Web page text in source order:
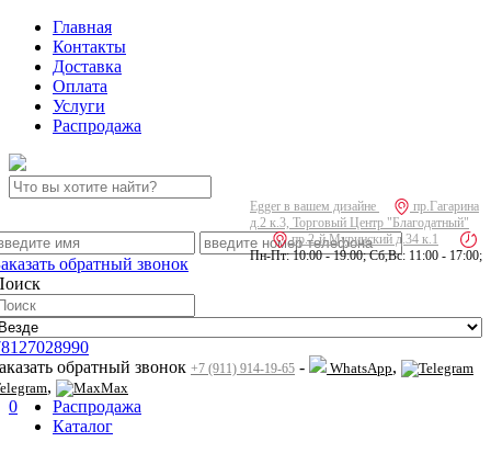
Главная
Контакты
Доставка
Оплата
Услуги
Распродажа
Egger в вашем дизайне
пр.Гагарина
д.2 к.3, Торговый Центр "Благодатный"
пр.2-й Муринский д.34 к.1
Пн-Пт: 10:00 - 19:00; Сб,Вс: 11:00 - 17:00;
обратный звонок
обратный звонок +7 (911) 914-19-65 - WhatsApp,
, Max
0
Распродажа
Каталог